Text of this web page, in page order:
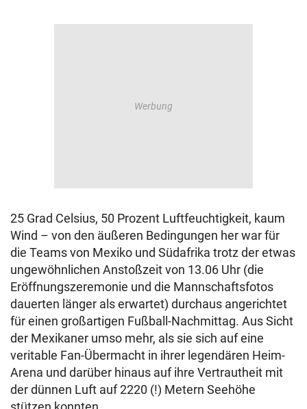
25 Grad Celsius, 50 Prozent Luftfeuchtigkeit, kaum
Wind – von den äußeren Bedingungen her war für
die Teams von Mexiko und Südafrika trotz der etwas
ungewöhnlichen Anstoßzeit von 13.06 Uhr (die
Eröffnungszeremonie und die Mannschaftsfotos
dauerten länger als erwartet) durchaus angerichtet
für einen großartigen Fußball-Nachmittag. Aus Sicht
der Mexikaner umso mehr, als sie sich auf eine
veritable Fan-Übermacht in ihrer legendären Heim-
Arena und darüber hinaus auf ihre Vertrautheit mit
der dünnen Luft auf 2220 (!) Metern Seehöhe